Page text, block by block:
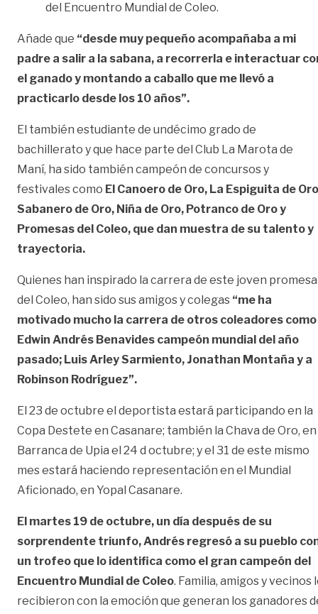
del Encuentro Mundial de Coleo.
Añade que “desde muy pequeño acompañaba a mi
padre a salir a la sabana, a recorrerla e interactuar
el ganado y montando a caballo que me llevó a
practicarlo desde los 10 años”.
El también estudiante de undécimo grado de
bachillerato y que hace parte del Club La Marota de
Maní, ha sido también campeón de concursos y
festivales como El Canoero de Oro, La Espiguita de
Sabanero de Oro, Niña de Oro, Potranco de Oro y
Promesas del Coleo, que dan muestra de su talento y
trayectoria.
Quienes han inspirado la carrera de este joven promesa
del Coleo, han sido sus amigos y colegas “me ha
motivado mucho la carrera de otros coleadores como
Edwin Andrés Benavides campeón mundial del año
pasado; Luis Arley Sarmiento, Jonathan Montaña y a
Robinson Rodríguez”.
El 23 de octubre el deportista estará participando en la
Copa Destete en Casanare; también la Chava de Oro, en
Barranca de Upia el 24 d octubre; y el 31 de este mismo
mes estará haciendo representación en el Mundial
Aficionado, en Yopal Casanare.
El martes 19 de octubre, un día después de su
sorprendente triunfo, Andrés regresó a su pueblo
un trofeo que lo identifica como el gran campeón del
Encuentro Mundial de Coleo. Familia, amigos y vecinos
recibieron con la emoción que generan los ganadores